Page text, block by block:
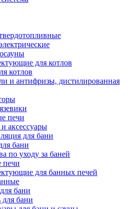
для котлов
котлов
и антифризы, дистилированная
печи
аксессуары
для бани
бани
по уходу за баней
печи
для банных печей
бани
бани